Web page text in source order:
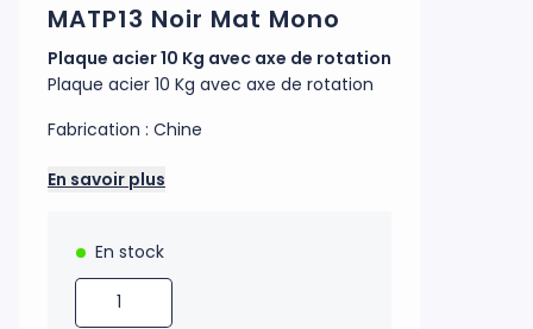
MATP13 Noir Mat Mono
Plaque acier 10 Kg avec axe de rotation
Plaque acier 10 Kg avec axe de rotation
Fabrication : Chine
En savoir plus
En stock
Quantité